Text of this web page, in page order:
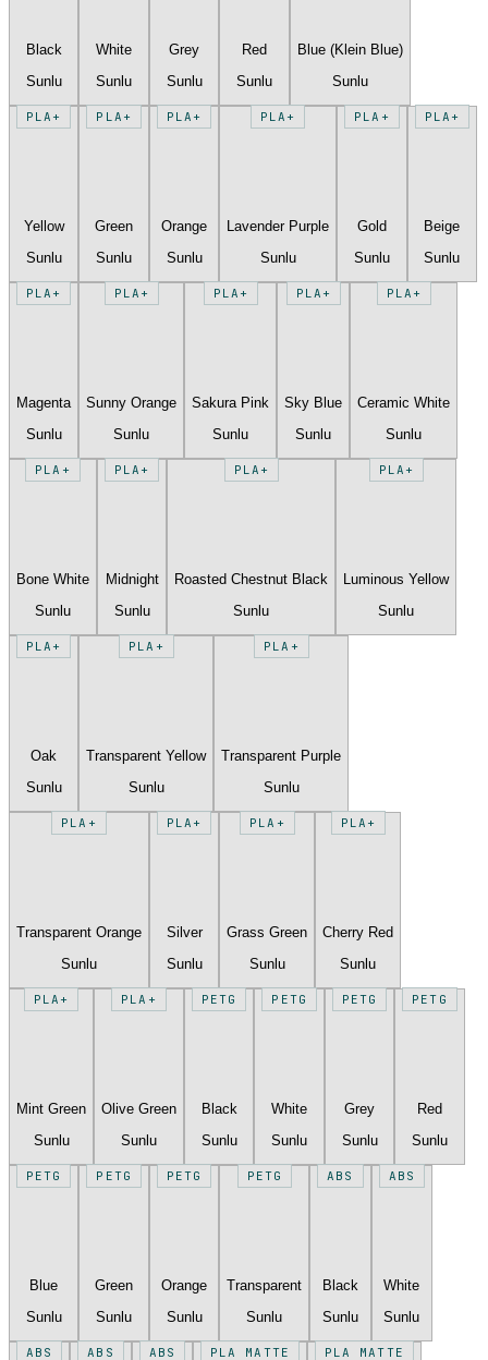
Black
Sunlu
White
Sunlu
Grey
Sunlu
Red
Sunlu
Blue (Klein Blue)
Sunlu
PLA+
Yellow
Sunlu
PLA+
Green
Sunlu
PLA+
Orange
Sunlu
PLA+
Lavender Purple
Sunlu
PLA+
Gold
Sunlu
PLA+
Beige
Sunlu
PLA+
Magenta
Sunlu
PLA+
Sunny Orange
Sunlu
PLA+
Sakura Pink
Sunlu
PLA+
Sky Blue
Sunlu
PLA+
Ceramic White
Sunlu
PLA+
Bone White
Sunlu
PLA+
Midnight
Sunlu
PLA+
Roasted Chestnut Black
Sunlu
PLA+
Luminous Yellow
Sunlu
PLA+
Oak
Sunlu
PLA+
Transparent Yellow
Sunlu
PLA+
Transparent Purple
Sunlu
PLA+
Transparent Orange
Sunlu
PLA+
Silver
Sunlu
PLA+
Grass Green
Sunlu
PLA+
Cherry Red
Sunlu
PLA+
Mint Green
Sunlu
PLA+
Olive Green
Sunlu
PETG
Black
Sunlu
PETG
White
Sunlu
PETG
Grey
Sunlu
PETG
Red
Sunlu
PETG
Blue
Sunlu
PETG
Green
Sunlu
PETG
Orange
Sunlu
PETG
Transparent
Sunlu
ABS
Black
Sunlu
ABS
White
Sunlu
ABS ABS ABS PLA MATTE PLA MATTE